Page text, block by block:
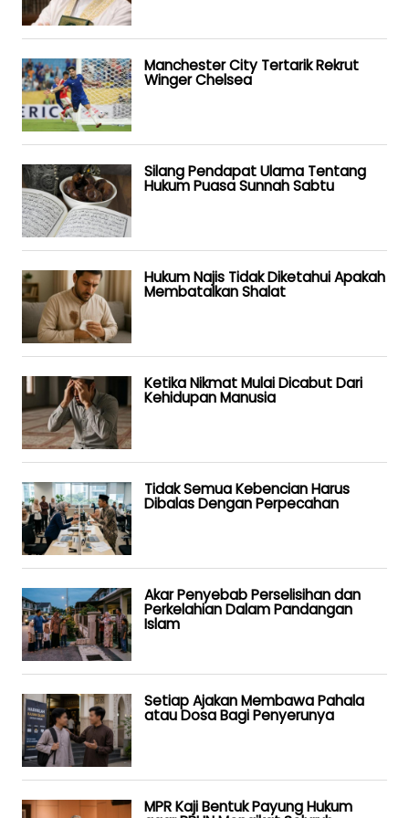
Manchester City Tertarik Rekrut
Winger Chelsea
Silang Pendapat Ulama Tentang
Hukum Puasa Sunnah Sabtu
Hukum Najis Tidak Diketahui Apakah
Membatalkan Shalat
Ketika Nikmat Mulai Dicabut Dari
Kehidupan Manusia
Tidak Semua Kebencian Harus
Dibalas Dengan Perpecahan
Akar Penyebab Perselisihan dan
Perkelahian Dalam Pandangan
Islam
Setiap Ajakan Membawa Pahala
atau Dosa Bagi Penyerunya
MPR Kaji Bentuk Payung Hukum